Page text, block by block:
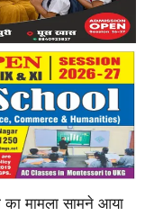
मामला सामने आया